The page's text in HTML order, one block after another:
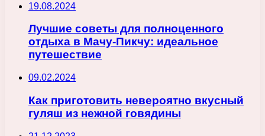
19.08.2024
Лучшие советы для полноценного
отдыха в Мачу-Пикчу: идеальное
путешествие
09.02.2024
Как приготовить невероятно вкусный
гуляш из нежной говядины